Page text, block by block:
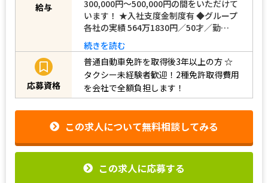
給与
300,000円～500,000円の間をいただけて
います！ ★入社支度金制度有 ◆グループ
各社の実績 564万1830円／50才／勤…
続きを読む
応募資格
普通自動車免許を取得後3年以上の方☆
タクシー未経験者歓迎！2種免許取得費用
を会社で全額負担します！
この求人について無料相談してみる
この求人に応募する